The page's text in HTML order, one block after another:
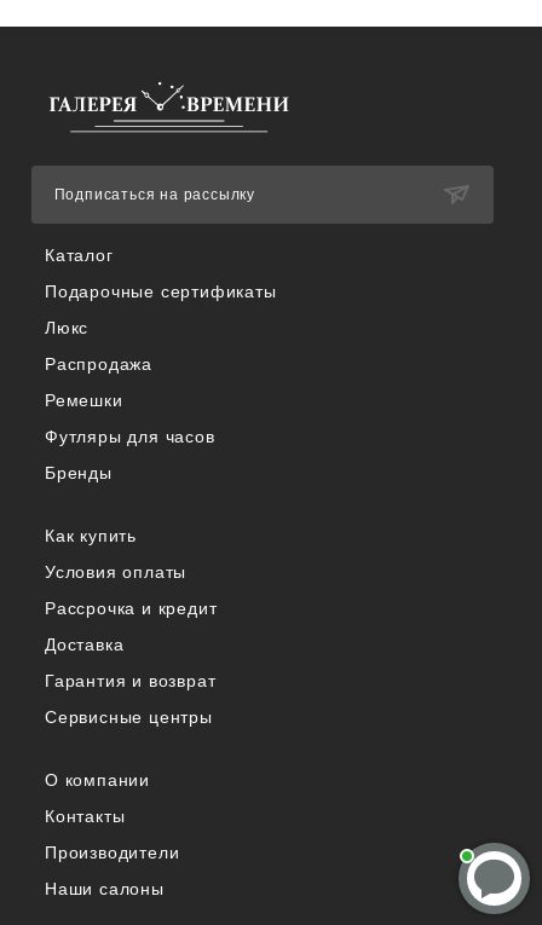
Каталог
Подарочные сертификаты
Люкс
Распродажа
Ремешки
Футляры для часов
Бренды
Как купить
Условия оплаты
Рассрочка и кредит
Доставка
Гарантия и возврат
Сервисные центры
О компании
Контакты
Производители
Наши салоны
Подписаться на рассылку